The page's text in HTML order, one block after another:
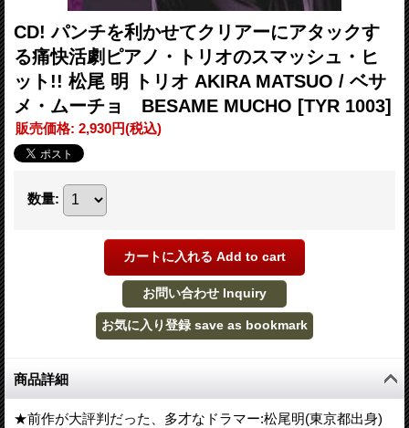
CD! パンチを利かせてクリアーにアタックす
る痛快活劇ピアノ・トリオのスマッシュ・ヒ
ット!! 松尾 明 トリオ AKIRA MATSUO / ベサ
メ・ムーチョ BESAME MUCHO [TYR 1003]
販売価格: 2,930円(税込)
数量:
商品詳細
★前作が大評判だった、多才なドラマー:松尾明(東京都出身)